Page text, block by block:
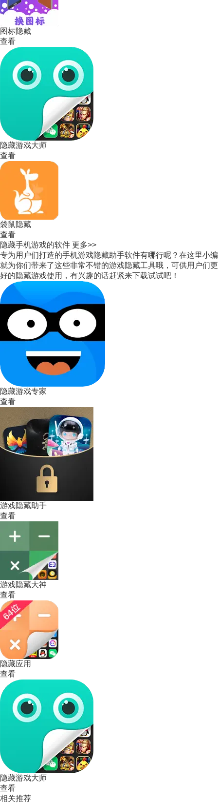
图标隐藏
查看
隐藏游戏大师
查看
袋鼠隐藏
查看
隐藏手机游戏的软件 更多>>
专为用户们打造的手机游戏隐藏助手软件有哪行呢？在这里小编
就为你们带来了这些非常不错的游戏隐藏工具哦，可供用户们更
好的隐藏游戏使用，有兴趣的话赶紧来下载试试吧！
隐藏游戏专家
查看
游戏隐藏助手
查看
游戏隐藏大神
查看
隐藏应用
查看
隐藏游戏大师
查看
相关推荐